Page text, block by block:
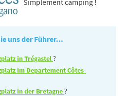
uns der Führer...
in Trégastel?
im Departement Côtes-
in der Bretagne?